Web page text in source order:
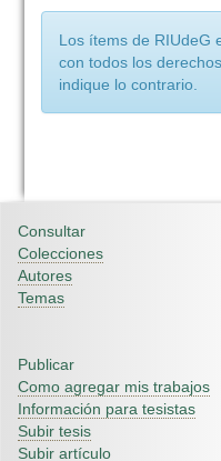
Los ítems de RIUdeG
con todos los
indique lo contrario.
Consultar
Colecciones
Autores
Temas
Publicar
Como agregar mis trabajos
Información para tesistas
Subir tesis
Subir artículo